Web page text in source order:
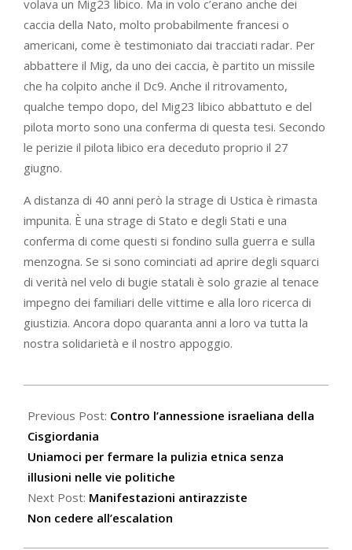
volava un Mig23 libico. Ma in volo c’erano anche dei
caccia della Nato, molto probabilmente francesi o
americani, come è testimoniato dai tracciati radar. Per
abbattere il Mig, da uno dei caccia, è partito un missile
che ha colpito anche il Dc9. Anche il ritrovamento,
qualche tempo dopo, del Mig23 libico abbattuto e del
pilota morto sono una conferma di questa tesi. Secondo
le perizie il pilota libico era deceduto proprio il 27
giugno.
A distanza di 40 anni però la strage di Ustica è rimasta
impunita. È una strage di Stato e degli Stati e una
conferma di come questi si fondino sulla guerra e sulla
menzogna. Se si sono cominciati ad aprire degli squarci
di verità nel velo di bugie statali è solo grazie al tenace
impegno dei familiari delle vittime e alla loro ricerca di
giustizia. Ancora dopo quaranta anni a loro va tutta la
nostra solidarietà e il nostro appoggio.
06-
27
Previous Post: Contro l’annessione israeliana della
Cisgiordania
Uniamoci per fermare la pulizia etnica senza
illusioni nelle vie politiche
Next Post: Manifestazioni antirazziste
Non cedere all’escalation